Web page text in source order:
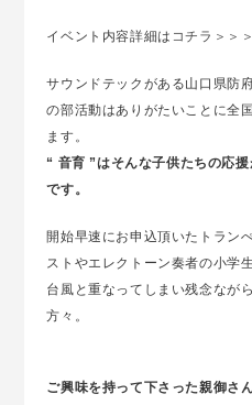
イベント内容詳細は コチラ＞＞＞
サウンドテックがある山口県防
の部活動はありがたいことに全
ます。
“ 音育 ”はそんな子供たちの応
です。
開始早速にお申込頂いたトラン
ストやエレクトーン奏者の小学
台風と重なってしまい残念なが
方々。
ご興味を持って下さった親御さ